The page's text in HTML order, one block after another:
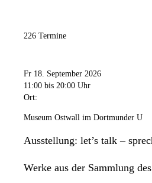
226 Termine
Fr 18. September 2026
11:00 bis 20:00 Uhr
Ort:
Museum Ostwall im Dortmunder U
Ausstellung: let’s talk –
Werke aus der Sammlung